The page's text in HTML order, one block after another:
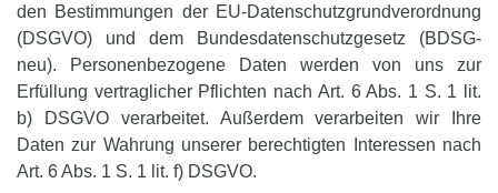
den Bestimmungen der EU-Datenschutzgrundverordnung
(DSGVO) und dem Bundesdatenschutzgesetz (BDSG-
neu). Personenbezogene Daten werden von uns zur
Erfüllung vertraglicher Pflichten nach Art. 6 Abs. 1 S. 1 lit.
b) DSGVO verarbeitet. Außerdem verarbeiten wir Ihre
Daten zur Wahrung unserer berechtigten Interessen nach
Art. 6 Abs. 1 S. 1 lit. f) DSGVO.